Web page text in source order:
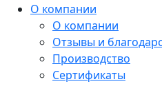
О компании
О компании
Отзывы и
Производство
Сертификаты